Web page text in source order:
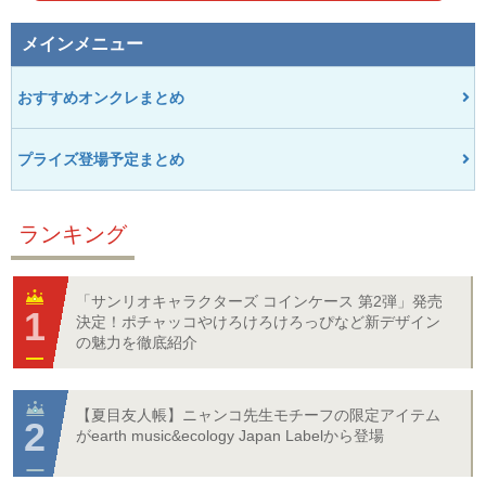
メインメニュー
おすすめオンクレまとめ
プライズ登場予定まとめ
ランキング
「サンリオキャラクターズ コインケース 第2弾」発売
決定！ポチャッコやけろけろけろっぴなど新デザイン
の魅力を徹底紹介
【夏目友人帳】ニャンコ先生モチーフの限定アイテム
がearth music&ecology Japan Labelから登場